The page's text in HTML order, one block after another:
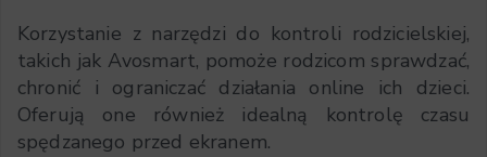
Korzystanie z narzędzi do kontroli rodzicielskiej,
takich jak Avosmart, pomoże rodzicom sprawdzać,
chronić i ograniczać działania online ich dzieci.
Oferują one również idealną kontrolę czasu
spędzanego przed ekranem.